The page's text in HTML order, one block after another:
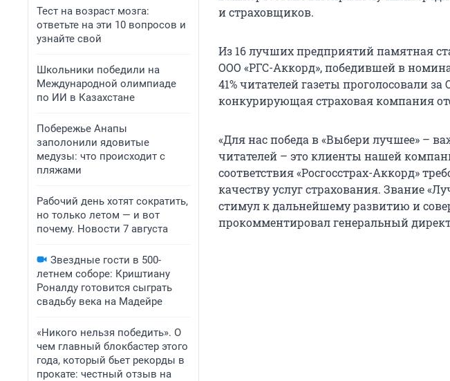
Тест на возраст мозга:
ответьте на эти 10 вопросов и
узнайте свой
Школьники победили на
Международной олимпиаде
по ИИ в Казахстане
Побережье Анапы
заполонили ядовитые
медузы: что происходит с
пляжами
Рабочий день хотят сократить,
но только летом — и вот
почему. Новости 7 августа
Звездные гости в 500-
летнем соборе: Криштиану
Роналду готовится сыграть
свадьбу века на Мадейре
«Никого нельзя победить». О
чем главный блокбастер этого
года, который бьет рекорды в
прокате: честный отзыв на
и страховщиков.
Из 16 лучших предприятий памятная
ООО «РГС-Аккорд», победившей в
41% читателей газеты проголосовали
конкурирующая страховая компания
«Для нас победа в «Выбери лучшее» –
читателей – это клиенты нашей
соответствия «Росгосстрах-Аккорд»
качеству услуг страхования. Звание
стимул к дальнейшему развитию и
прокомментировал генеральный